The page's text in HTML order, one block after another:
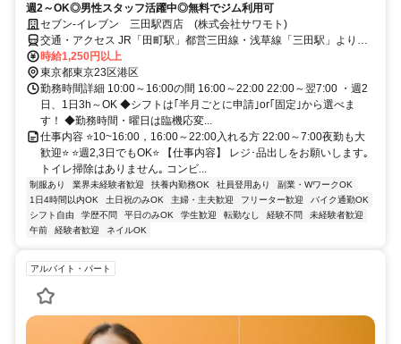
週2～OK◎男性スタッフ活躍中◎無料でジム利用可
セブン-イレブン 三田駅西店 (株式会社サワモト)
交通・アクセス JR「田町駅」都営三田線・浅草線「三田駅」より徒
歩3分
時給1,250円以上
東京都東京23区港区
勤務時間詳細 10:00～16:00の間 16:00～22:00 22:00～翌7:00 ・週2
日、1日3h～OK ◆シフトは｢半月ごとに申請｣or｢固定｣から選べま
す！ ◆勤務時間・曜日は臨機応変...
仕事内容 ⭐10~16:00，16:00～22:00入れる方 22:00～7:00夜勤も大
歓迎⭐ ⭐週2,3日でもOK⭐ 【仕事内容】 レジ･品出しをお願いします｡
トイレ掃除はありません｡ コンビ...
制服あり 業界未経験者歓迎 扶養内勤務OK 社員登用あり
副業・WワークOK
1日4時間以内OK
土日祝のみOK 主婦・主夫歓迎 フリーター歓迎
バイク通勤OK
シフト自由
学歴不問 平日のみOK 学生歓迎 転勤なし 経験不問
未経験者歓迎
午前
経験者歓迎 ネイルOK
アルバイト・パート